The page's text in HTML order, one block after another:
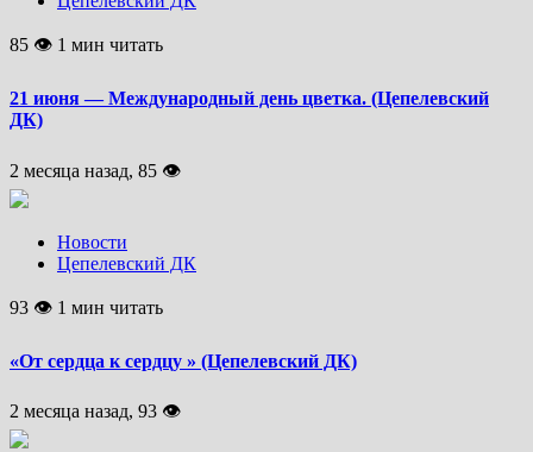
85 👁 1 мин читать
21 июня — Международный день цветка. (Цепелевский
ДК)
2 месяца назад, 85 👁
Новости
Цепелевский ДК
93 👁 1 мин читать
«От сердца к сердцу » (Цепелевский ДК)
2 месяца назад, 93 👁